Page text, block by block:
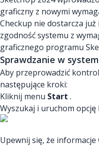
graficzny z nowymi
Checkup nie dostarcza
zgodność systemu z
graficznego programu
Sprawdzanie w
Aby przeprowadzić
następujące kroki:
Kliknij menu Start .
Wyszukaj i uruchom
Upewnij się, że